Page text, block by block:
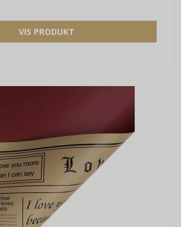
VIS PRODUKT